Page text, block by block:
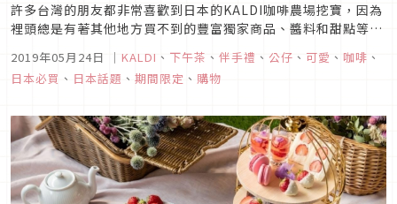
許多台灣的朋友都非常喜歡到日本的KALDI咖啡農場挖寶，因為
裡頭總是有著其他地方買不到的豐富獨家商品、醬料和甜點等
等，每每都能帶回不一樣新奇有趣的驚喜，但這次我們想為大家
介紹的並不是店內相關的熱賣產品，而是讓日本人也大喊超可愛
的滿額贈「咖啡用具迷你公仔」，數量有限想要可得趕緊跟上！
2019年05月24日 ｜ KALDI 、 下午茶 、 伴手禮 、 公仔 、 可愛 、 咖啡 、
日本必買 、 日本話題 、 期間限定 、 購物